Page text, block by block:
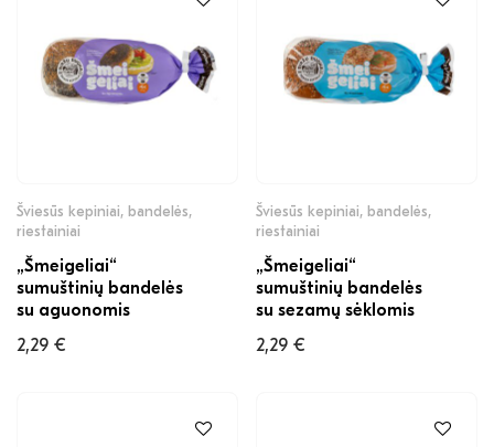
Šviesūs kepiniai, bandelės,
riestainiai
„Šmeigeliai“
sumuštinių bandelės
su aguonomis
2,29 €
Šviesūs kepiniai, bandelės,
riestainiai
„Šmeigeliai“
sumuštinių bandelės
su sezamų sėklomis
2,29 €